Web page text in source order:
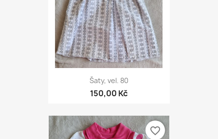
Šaty, vel. 80
150,00 Kč
favorite_border